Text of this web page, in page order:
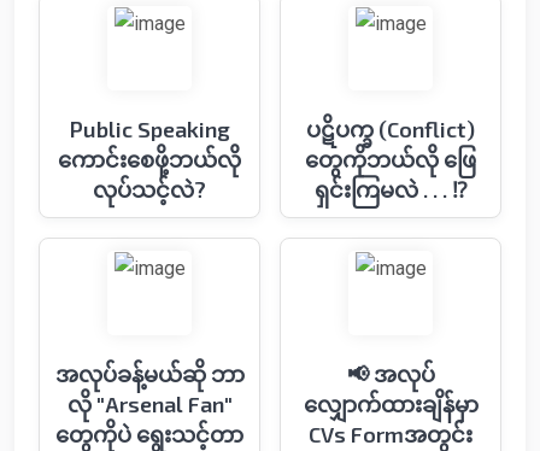
Public Speaking
ကောင်းစေဖို့ဘယ်လို
လုပ်သင့်လဲ?
ပဋိပက္ခ (Conflict)
တွေကိုဘယ်လို ဖြေ
ရှင်းကြမလဲ . . . ⁉️
အလုပ်ခန့်မယ်ဆို ဘာ
လို "Arsenal Fan"
တွေကိုပဲ ရွေးသင့်တာ
📢 အလုပ်
လျှောက်ထားချိန်မှာ
CVs Formအတွင်း